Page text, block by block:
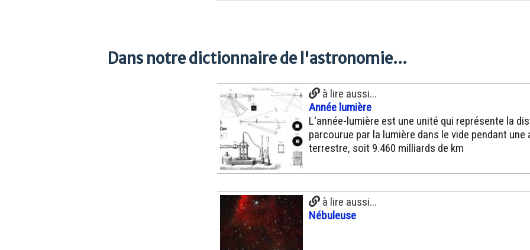
Dans notre dictionnaire de l'astronomie...
à lire aussi...
Année lumière
L'année-lumière est une unité qui représente la
parcourue par la lumière dans le vide pendant une
terrestre, soit 9.460 milliards de km
à lire aussi...
Nébuleuse